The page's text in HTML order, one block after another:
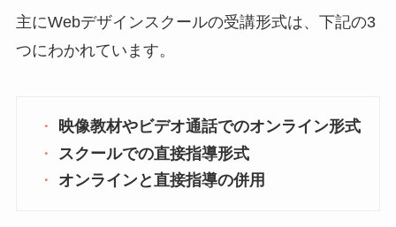
主にWebデザインスクールの受講形式は、下記の3
つにわかれています。
映像教材やビデオ通話でのオンライン形式
スクールでの直接指導形式
オンラインと直接指導の併用